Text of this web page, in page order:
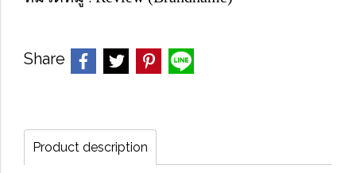
Share
Product description